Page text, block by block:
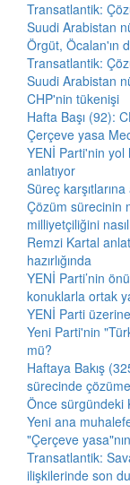
Transatlantik:
Suudi Arabistan
Örgüt, Öcalan'ın
Transatlantik:
Suudi Arabistan
CHP'nin tükenişi
Hafta Başı (92):
Çerçeve yasa
YENİ Parti'nin yol
anlatıyor
Süreç
Çözüm sürecinin
milliyetçiliğini
Remzi Kartal
hazırlığında
YENİ Parti’nin
konuklarla ortak
YENİ Parti
Yeni Parti'nin
mü?
Haftaya Bakış
sürecinde
Önce sürgündeki
Yeni ana
"Çerçeve
Transatlantik:
ilişkilerinde son